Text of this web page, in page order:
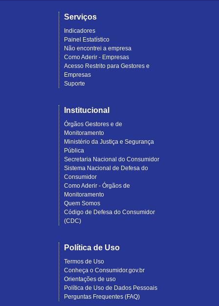
Serviços
Indicadores
Painel Estatístico
Não encontrei a empresa
Como Aderir - Empresas
Acesso Restrito para Gestores e
Empresas
Suporte
Institucional
Órgãos Gestores e de
Monitoramento
Ministério da Justiça e Segurança
Pública
Secretaria Nacional do Consumidor
Sistema Nacional de Defesa do
Consumidor
Como Aderir - Órgãos de
Monitoramento
Quem Somos
Código de Defesa do Consumidor
(CDC)
Política de Uso
Termos de Uso
Conheça o Consumidor.gov.br
Orientações de uso
Política de Uso de Dados Pessoais
Perguntas Frequentes (FAQ)